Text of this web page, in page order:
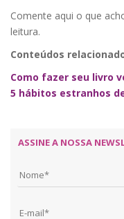
Comente aqui o que
leitura.
Conteúdos
Como fazer seu livro
5 hábitos estranhos
ASSINE A NOSSA